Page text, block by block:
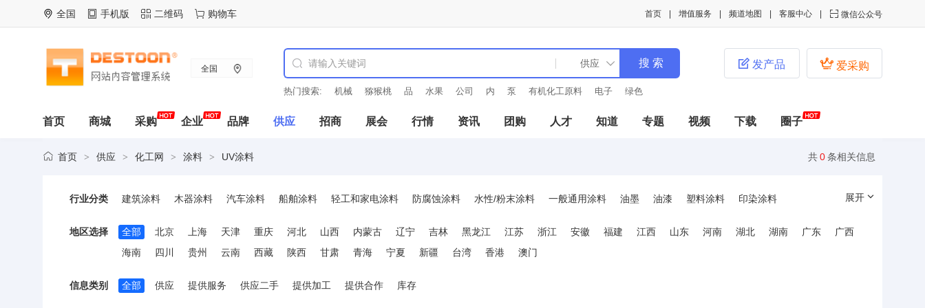
全国 手机版 二维码 购物车  微信公众号
客服中心
频道地图
增值服务
首页
全国
热门搜索: 机械 猕猴桃 品 水果 公司 内 泵 有机化工原料 电子 绿色
 爱采购
 发产品
首页 商城 采购 企业 品牌 供应 招商 展会 行情 资讯 团购 人才 知道 专题 视频 下载 圈子
共0条相关信息
首页 > 供应 > 化工网 > 涂料 > UV涂料
行业分类 建筑涂料 木器涂料 汽车涂料 船舶涂料 轻工和家电涂料 防腐蚀涂料 水性/粉末涂料 一般通用涂料 油墨 油漆 塑料涂料
印染涂料
展开
地区选择 全部 北京 上海 天津 重庆 河北 山西 内蒙古 辽宁 吉林 黑龙江 江苏 浙江 安徽 福建 江西 山东 河南 湖北 湖南 广东
广西
海南
四川 贵州 云南 西藏 陕西 甘肃 青海 宁夏 新疆 台湾 香港 澳门
信息类别 全部 供应 提供服务 供应二手 提供加工 提供合作 库存